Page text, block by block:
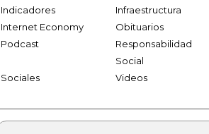
Indicadores
Infraestructura
Internet Economy
Obituarios
Podcast
Responsabilidad
Social
Sociales Videos